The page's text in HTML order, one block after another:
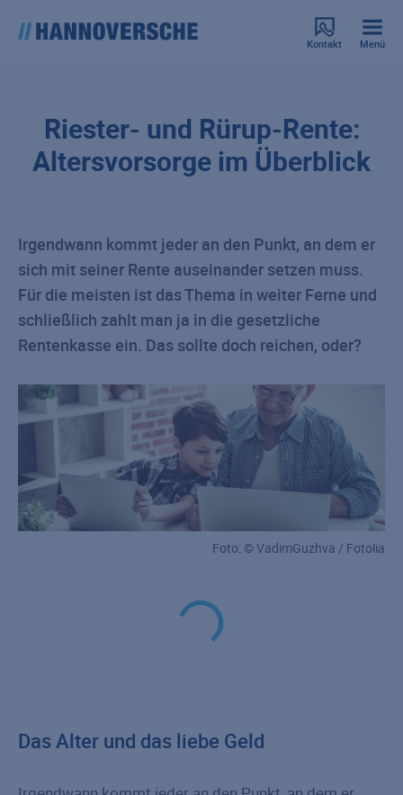
Kontakt Menü
Riester- und Rürup-Rente:
Altersvorsorge im Überblick
Irgendwann kommt jeder an den Punkt, an dem er
sich mit seiner Rente auseinander setzen muss.
Für die meisten ist das Thema in weiter Ferne und
schließlich zahlt man ja in die gesetzliche
Rentenkasse ein. Das sollte doch reichen, oder?
Foto: © VadimGuzhva / Fotolia
Das Alter und das liebe Geld